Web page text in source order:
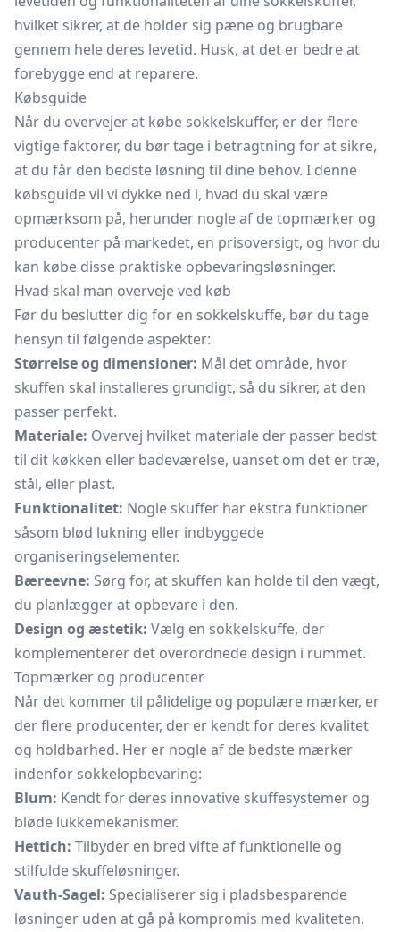
hvilket sikrer, at de holder sig pæne og brugbare
gennem hele deres levetid. Husk, at det er bedre at
forebygge end at reparere.
Købsguide
Når du overvejer at købe sokkelskuffer, er der flere
vigtige faktorer, du bør tage i betragtning for at sikre,
at du får den bedste løsning til dine behov. I denne
købsguide vil vi dykke ned i, hvad du skal være
opmærksom på, herunder nogle af de topmærker og
producenter på markedet, en prisoversigt, og hvor du
kan købe disse praktiske opbevaringsløsninger.
Hvad skal man overveje ved køb
Før du beslutter dig for en sokkelskuffe, bør du tage
hensyn til følgende aspekter:
Størrelse og dimensioner: Mål det område, hvor
skuffen skal installeres grundigt, så du sikrer, at den
passer perfekt.
Materiale: Overvej hvilket materiale der passer bedst
til dit køkken eller badeværelse, uanset om det er træ,
stål, eller plast.
Funktionalitet: Nogle skuffer har ekstra funktioner
såsom blød lukning eller indbyggede
organiseringselementer.
Bæreevne: Sørg for, at skuffen kan holde til den vægt,
du planlægger at opbevare i den.
Design og æstetik: Vælg en sokkelskuffe, der
komplementerer det overordnede design i rummet.
Topmærker og producenter
Når det kommer til pålidelige og populære mærker, er
der flere producenter, der er kendt for deres kvalitet
og holdbarhed. Her er nogle af de bedste mærker
indenfor sokkelopbevaring:
Blum: Kendt for deres innovative skuffesystemer og
bløde lukkemekanismer.
Hettich: Tilbyder en bred vifte af funktionelle og
stilfulde skuffeløsninger.
Vauth-Sagel: Specialiserer sig i pladsbesparende
løsninger uden at gå på kompromis med kvaliteten.